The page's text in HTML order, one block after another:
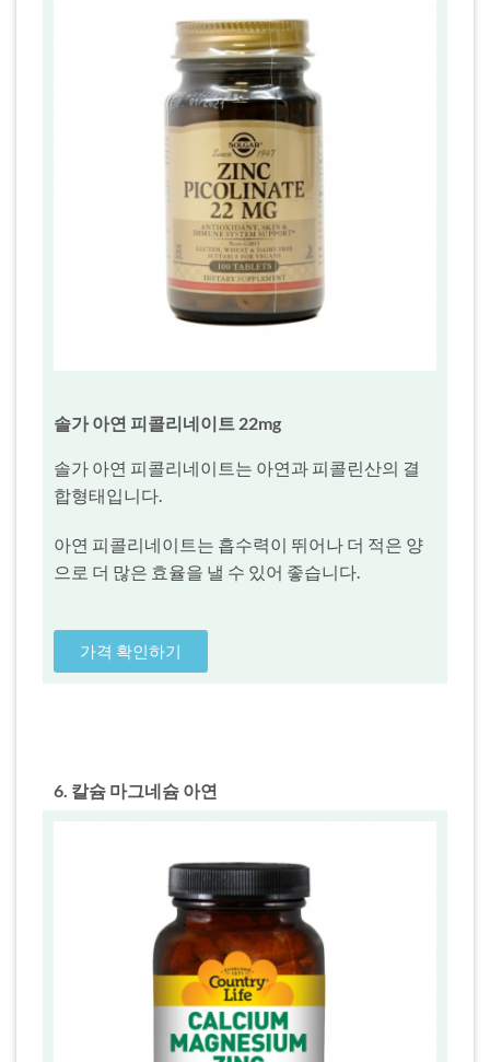
솔가 아연 피콜리네이트 22mg
솔가 아연 피콜리네이트는 아연과 피콜린산의 결
합형태입니다.
아연 피콜리네이트는 흡수력이 뛰어나 더 적은 양
으로 더 많은 효율을 낼 수 있어 좋습니다.
가격 확인하기
6. 칼슘 마그네슘 아연